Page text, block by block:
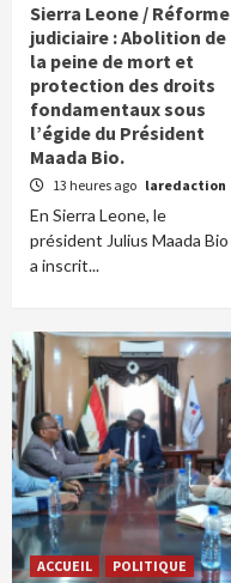
Sierra Leone / Réforme
judiciaire : Abolition de
la peine de mort et
protection des droits
fondamentaux sous
l’égide du Président
Maada Bio.
13 heures ago laredaction
En Sierra Leone, le
président Julius Maada Bio
a inscrit...
ACCUEIL POLITIQUE